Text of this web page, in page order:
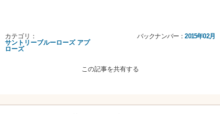
カテゴリ：
サントリーブルーローズ アプ
ローズ
バックナンバー：2015年02月
この記事を共有する